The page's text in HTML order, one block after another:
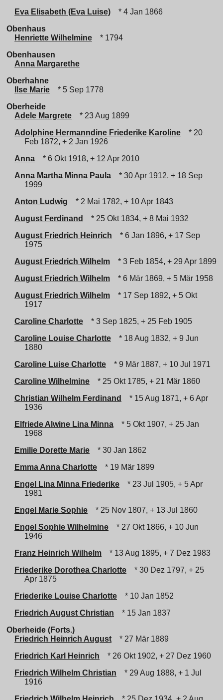
Eva Elisabeth (Eva Luise)
* 4 Jan 1866
Obenhaus
Henriette Wilhelmine
* 1794
Obenhausen
Anna Margarethe
Oberhahne
Ilse Marie
* 5 Sep 1778
Oberheide
Adele Margrete
* 23 Aug 1899
Adolphine Hermanndine Friederike Karoline
* 20
Feb 1872, + 2 Jan 1926
Anna
* 6 Okt 1918, + 12 Apr 2010
Anna Martha Minna Paula
* 30 Apr 1912, + 18 Sep
1999
Anton Ludwig
* 2 Mai 1782, + 10 Apr 1843
August Ferdinand
* 25 Okt 1834, + 8 Mai 1932
August Friedrich Heinrich
* 6 Jan 1896, + 17 Sep
1975
August Friedrich Wilhelm
* 3 Feb 1854, + 29 Apr 1899
August Friedrich Wilhelm
* 6 Mär 1869, + 5 Mär 1958
August Friedrich Wilhelm
* 17 Sep 1892, + 5 Okt
1917
Caroline Charlotte
* 3 Sep 1825, + 25 Feb 1905
Caroline Louise Charlotte
* 18 Aug 1832, + 9 Jun
1880
Caroline Luise Charlotte
* 9 Mär 1887, + 10 Jul 1971
Caroline Wilhelmine
* 25 Okt 1785, + 21 Mär 1860
Christian Wilhelm Ferdinand
* 15 Aug 1871, + 6 Apr
1936
Elfriede Alwine Lina Minna
* 5 Okt 1907, + 25 Jan
1968
Emilie Dorette Marie
* 30 Jan 1862
Emma Anna Charlotte
* 19 Mär 1899
Engel Lina Minna Friederike
* 23 Jul 1905, + 5 Apr
1981
Engel Marie Sophie
* 25 Nov 1807, + 13 Jul 1860
Engel Sophie Wilhelmine
* 27 Okt 1866, + 10 Jun
1946
Franz Heinrich Wilhelm
* 13 Aug 1895, + 7 Dez 1983
Friederike Dorothea Charlotte
* 30 Dez 1797, + 25
Apr 1875
Friederike Louise Charlotte
* 10 Jan 1852
Friedrich August Christian
* 15 Jan 1837
Oberheide (Forts.)
Friedrich Heinrich August
* 27 Mär 1889
Friedrich Karl Heinrich
* 26 Okt 1902, + 27 Dez 1960
Friedrich Wilhelm Christian
* 29 Aug 1888, + 1 Jul
1916